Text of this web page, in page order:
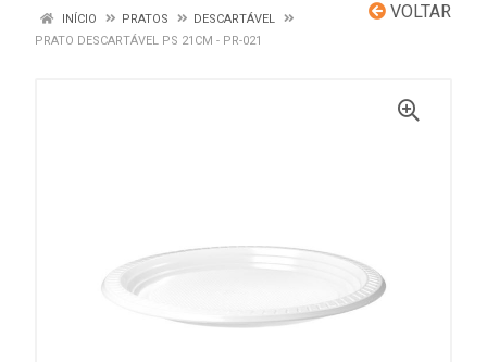
VOLTAR
INÍCIO PRATOS
DESCARTÁVEL
PRATO DESCARTÁVEL PS 21CM - PR-021